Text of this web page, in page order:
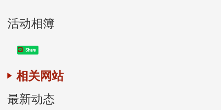
活动相簿
Share
相关网站
最新动态